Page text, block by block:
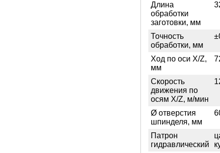
Длина
обработки
заготовки, мм
Точность
обработки, мм
Ход по оси X/Z,
мм
Скорость
движения по
осям X/Z, м/мин
Ø отверстия
шпинделя, мм
Патрон
гидравлический